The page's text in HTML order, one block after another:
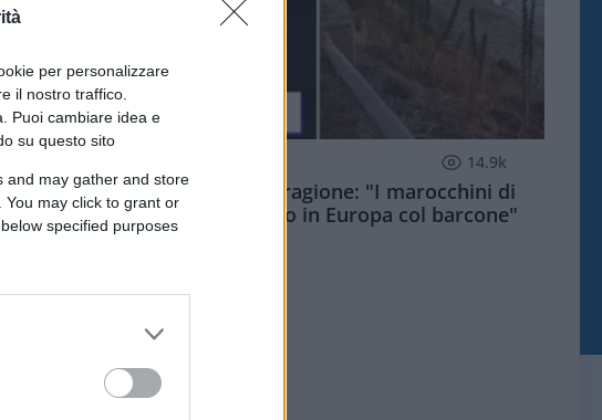
per personalizzare
il nostro traffico.
Puoi cambiare idea e
su questo sito
and may gather and store
may click to grant or
specified purposes
14.9k
Meloni aveva ragione: "I marocchini di
Ceuta sbarcano in Europa col barcone"